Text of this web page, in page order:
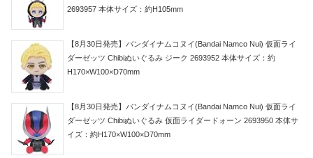
2693957 本体サイズ：約H105mm
【8月30日発売】バンダイナムコヌイ(Bandai Namco Nui) 仮面ライ
ダーゼッツ Chibiぬいぐるみ ジーク 2693952 本体サイズ：約
H170×W100×D70mm
【8月30日発売】バンダイナムコヌイ(Bandai Namco Nui) 仮面ライ
ダーゼッツ Chibiぬいぐるみ 仮面ライダードォーン 2693950 本体サ
イズ：約H170×W100×D70mm